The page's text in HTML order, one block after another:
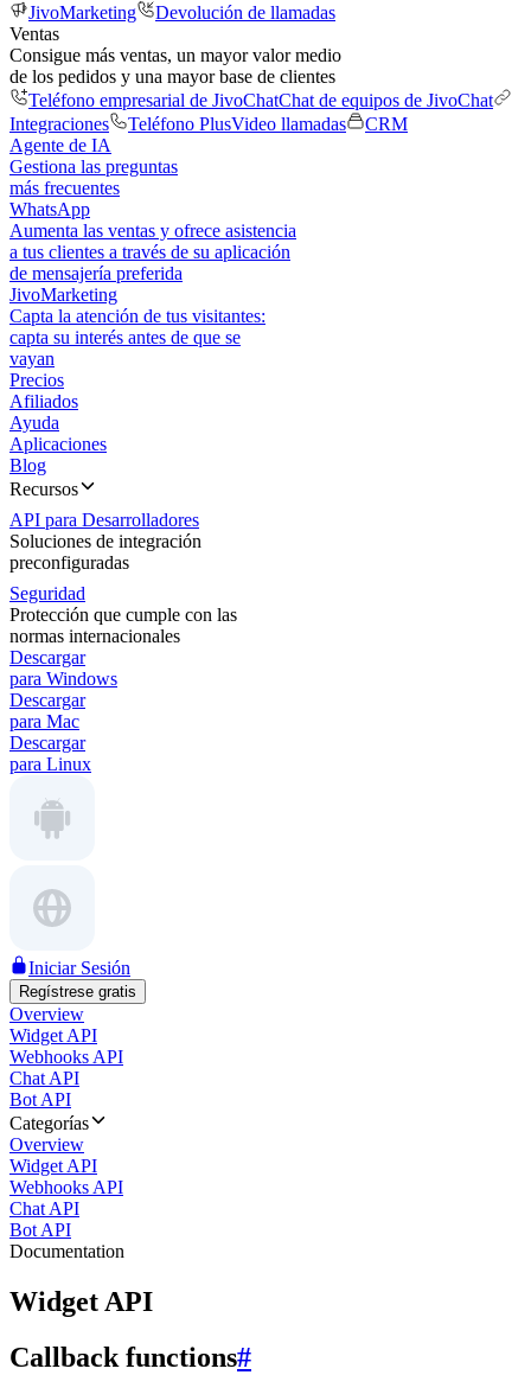
JivoMarketing
Devolución de llamadas
Ventas
Consigue más ventas, un mayor valor medio
de los pedidos y una mayor base de clientes
Teléfono empresarial de JivoChatChat de equipos de JivoChat
Integraciones
Teléfono PlusVideo llamadas
CRM
Agente de IA
Gestiona las preguntas
más frecuentes
WhatsApp
Aumenta las ventas y ofrece asistencia
a tus clientes a través de su aplicación
de mensajería preferida
JivoMarketing
Capta la atención de tus visitantes:
capta su interés antes de que se
vayan
Precios
Afiliados
Ayuda
Aplicaciones
Blog
Recursos
API para Desarrolladores
Soluciones de integración
preconfiguradas
Seguridad
Protección que cumple con las
normas internacionales
Descargar
para Windows
Descargar
para Mac
Descargar
para Linux
Iniciar Sesión
Regístrese gratis
Overview
Widget API
Webhooks API
Chat API
Bot API
Categorías
Overview
Widget API
Webhooks API
Chat API
Bot API
Documentation
Widget API
Callback functions#